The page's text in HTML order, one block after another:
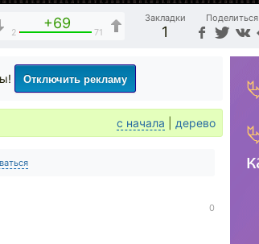
+69
2 71
Закладки
1
Поделиться
Отключить рекламу
с начала дерево
0